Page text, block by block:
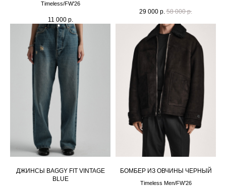
Timeless/FW'26
11 000 р.
29 000 р. 58 000 р.
ДЖИНСЫ BAGGY FIT VINTAGE
BLUE
БОМБЕР ИЗ ОВЧИНЫ ЧЕРНЫЙ
Timeless Men/FW’26